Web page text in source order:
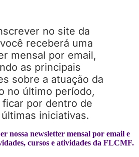
nossa newsletter mensal por email e
cursos e atividades da FLCMF.
no site da
receberá uma
mensal por email,
as principais
sobre a atuação da
no último período,
ficar por dentro de
iniciativas.